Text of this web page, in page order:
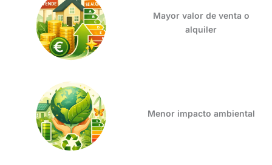
Mayor valor de venta o
alquiler
Menor impacto ambiental